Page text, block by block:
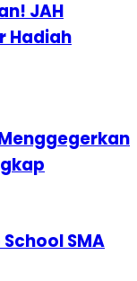
JAH
Hadiah
SMA